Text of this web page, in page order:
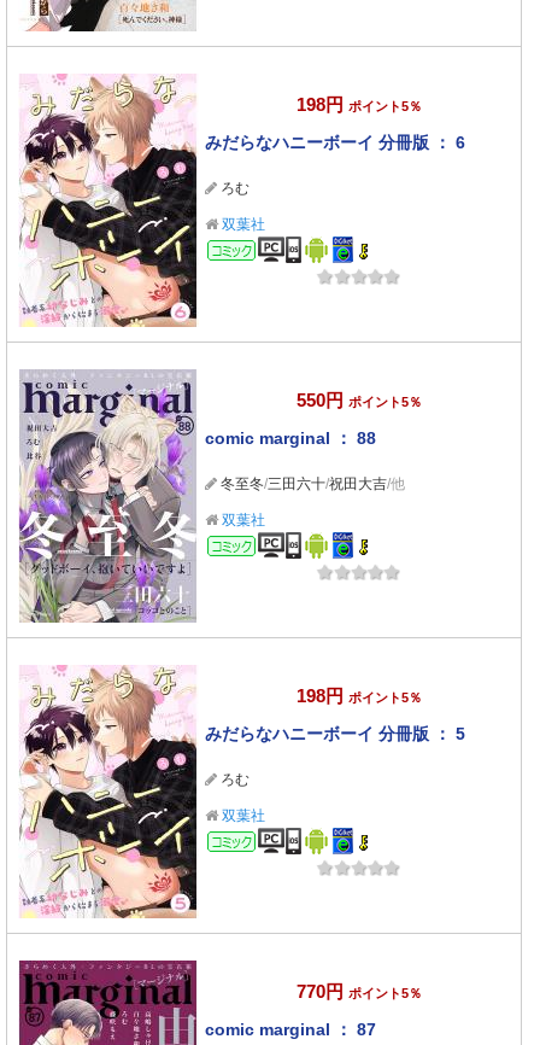
198円 ポイント5％
みだらなハニーボーイ 分冊版 ： 6
ろむ
双葉社
コミック
550円 ポイント5％
comic marginal ： 88
冬至冬/三田六十/祝田大吉/他
双葉社
コミック
198円 ポイント5％
みだらなハニーボーイ 分冊版 ： 5
ろむ
双葉社
コミック
770円 ポイント5％
comic marginal ： 87